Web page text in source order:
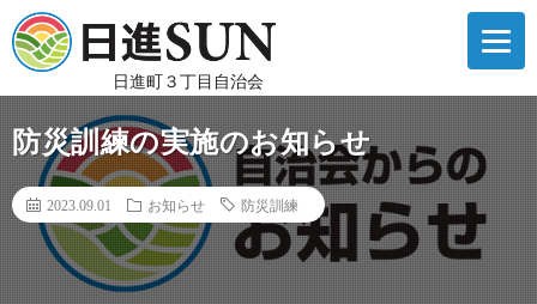
日進町３丁目自治会
防災訓練の実施のお知らせ
2023.09.01 お知らせ 防災訓練